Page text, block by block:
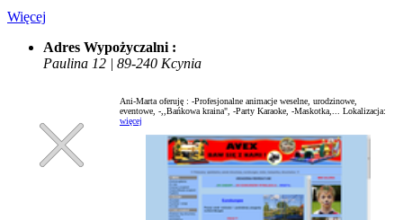
Więcej
Adres Wypożyczalni :
Paulina 12 | 89-240 Kcynia
Ani-Marta oferuję : -Profesjonalne animacje weselne, urodzinowe,
eventowe, -,,Bańkowa kraina", -Party Karaoke, -Maskotka,... Lokalizacja:
więcej